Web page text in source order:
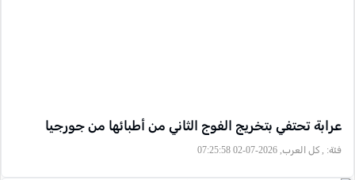
عرابة تحتفي بتخريج الفوج الثاني من أطبائها من جورجيا
فئة: , كل العرب, 2026-07-02 07:25:58